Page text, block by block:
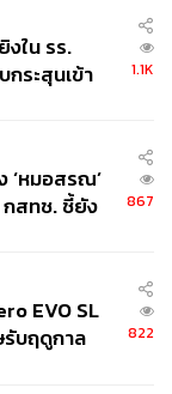
ใน รร.
ระสุนเข้า
1.1K
‘หมอสรณ’
สทช. ชี้ยัง
867
EVO SL
รับฤดูกาล
822